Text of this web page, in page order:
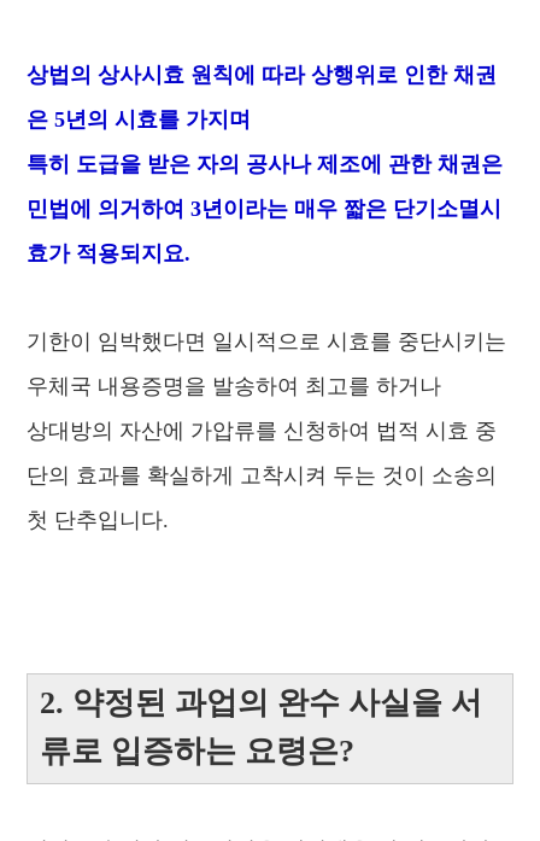
상법의 상사시효 원칙에 따라 상행위로 인한 채권
은 5년의 시효를 가지며
특히 도급을 받은 자의 공사나 제조에 관한 채권은
민법에 의거하여 3년이라는 매우 짧은 단기소멸시
효가 적용되지요.
기한이 임박했다면 일시적으로 시효를 중단시키는
우체국 내용증명을 발송하여 최고를 하거나
상대방의 자산에 가압류를 신청하여 법적 시효 중
단의 효과를 확실하게 고착시켜 두는 것이 소송의
첫 단추입니다.
2. 약정된 과업의 완수 사실을 서
류로 입증하는 요령은?